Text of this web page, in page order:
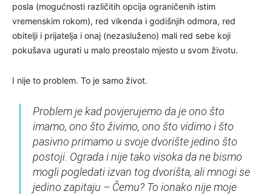
posla (mogućnosti različitih opcija ograničenih istim
vremenskim rokom), red vikenda i godišnjih odmora, red
obitelji i prijatelja i onaj (nezasluženo) mali red sebe koji
pokušava ugurati u malo preostalo mjesto u svom životu.
I nije to problem. To je samo život.
Problem je kad povjerujemo da je ono što
imamo, ono što živimo, ono što vidimo i što
pasivno primamo u svoje dvorište jedino što
postoji. Ograda i nije tako visoka da ne bismo
mogli pogledati izvan tog dvorišta, ali mnogi se
jedino zapitaju – Čemu? To ionako nije moje